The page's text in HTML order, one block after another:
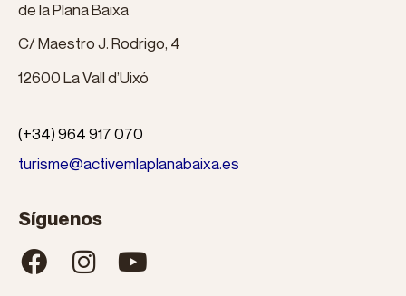
de la Plana Baixa
C/ Maestro J. Rodrigo, 4
12600 La Vall d’Uixó
(+34) 964 917 070
turisme@activemlaplanabaixa.es
Síguenos